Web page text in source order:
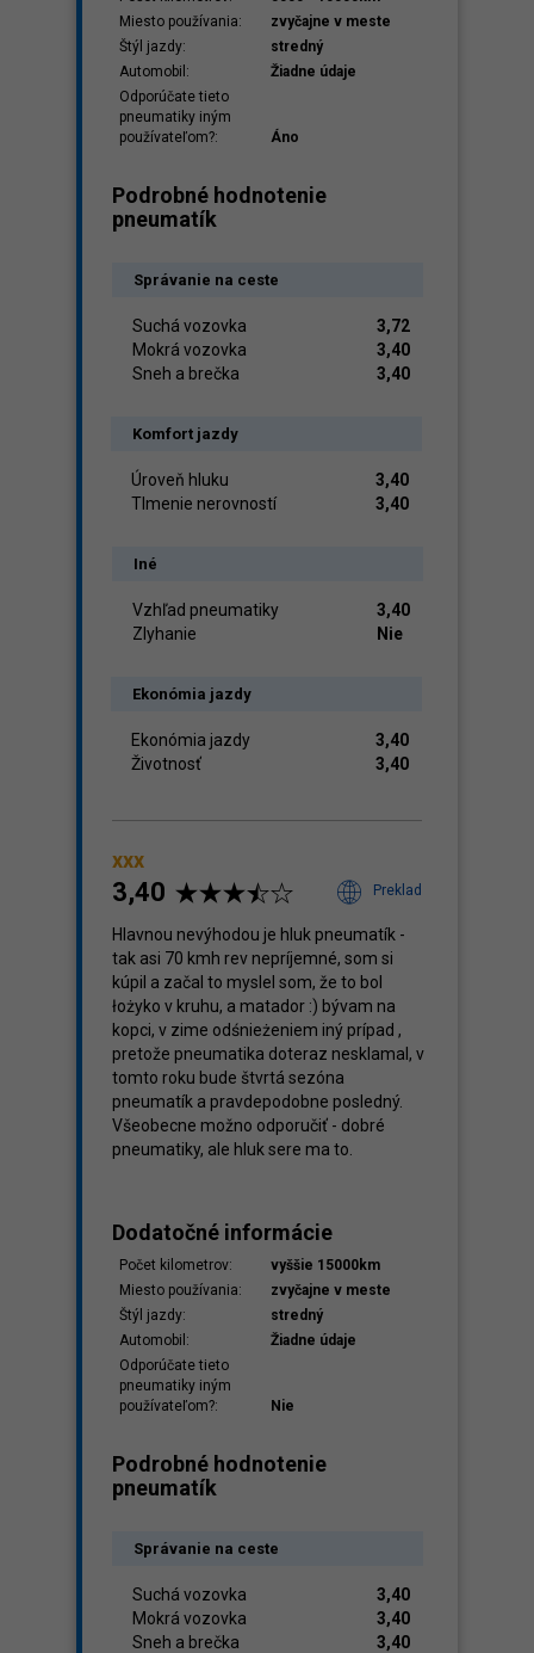
Miesto používania:
zvyčajne v meste
Štýl jazdy:
stredný
Automobil:
Žiadne údaje
Odporúčate tieto
pneumatiky iným
používateľom?:
Áno
Podrobné hodnotenie
pneumatík
Správanie na ceste
Suchá vozovka
3,72
Mokrá vozovka
3,40
Sneh a brečka
3,40
Komfort jazdy
Úroveň hluku
3,40
Tlmenie nerovností
3,40
Iné
Vzhľad pneumatiky
3,40
Zlyhanie
Nie
Ekonómia jazdy
Ekonómia jazdy
3,40
Životnosť
3,40
xxx
3,40 Preklad
Hlavnou nevýhodou je hluk pneumatík -
tak asi 70 kmh rev nepríjemné, som si
kúpil a začal to myslel som, že to bol
łożyko v kruhu, a matador :) bývam na
kopci, v zime odśnieżeniem iný prípad ,
pretože pneumatika doteraz nesklamal, v
tomto roku bude štvrtá sezóna
pneumatík a pravdepodobne posledný.
Všeobecne možno odporučiť - dobré
pneumatiky, ale hluk sere ma to.
Dodatočné informácie
Počet kilometrov:
vyššie 15000km
Miesto používania:
zvyčajne v meste
Štýl jazdy:
stredný
Automobil:
Žiadne údaje
Odporúčate tieto
pneumatiky iným
používateľom?:
Nie
Podrobné hodnotenie
pneumatík
Správanie na ceste
Suchá vozovka
3,40
Mokrá vozovka
3,40
Sneh a brečka
3,40